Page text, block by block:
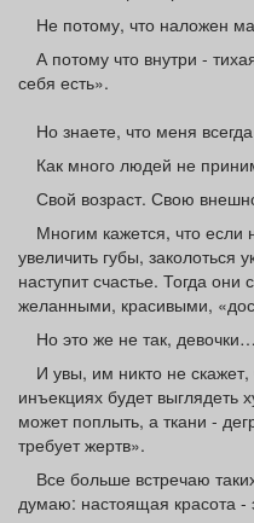
ТВ программа Я -
Не потому, что наложен
А потому что внутри -
себя есть».
Но знаете, что меня
Как много людей не
Свой возраст. Свою
Многим кажется, что если
увеличить губы, заколоться
наступит счастье. Тогда они
желанными, красивыми,
Но это же не так,
И увы, им никто не
инъекциях будет
может поплыть, а ткани -
требует жертв».
Все больше встречаю
думаю: настоящая красота -